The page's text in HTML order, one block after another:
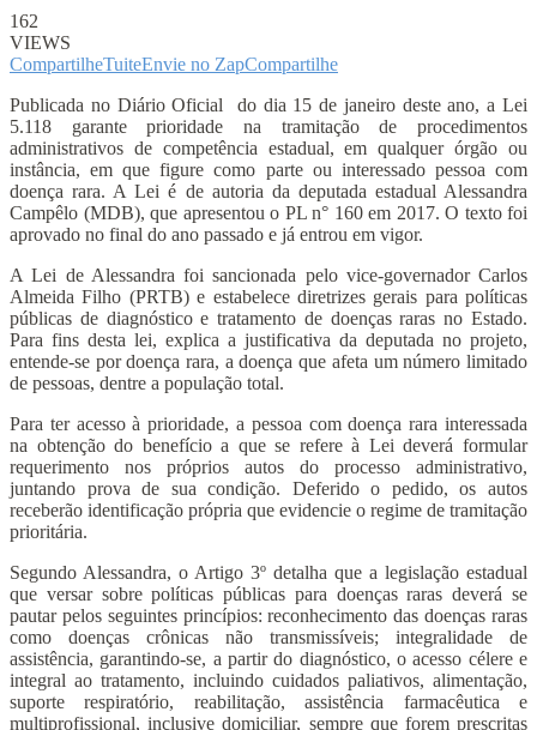
162
VIEWS
CompartilheTuiteEnvie no ZapCompartilhe
Publicada no Diário Oficial do dia 15 de janeiro deste ano, a Lei
5.118 garante prioridade na tramitação de procedimentos
administrativos de competência estadual, em qualquer órgão ou
instância, em que figure como parte ou interessado pessoa com
doença rara. A Lei é de autoria da deputada estadual Alessandra
Campêlo (MDB), que apresentou o PL n° 160 em 2017. O texto foi
aprovado no final do ano passado e já entrou em vigor.
A Lei de Alessandra foi sancionada pelo vice-governador Carlos
Almeida Filho (PRTB) e estabelece diretrizes gerais para políticas
públicas de diagnóstico e tratamento de doenças raras no Estado.
Para fins desta lei, explica a justificativa da deputada no projeto,
entende-se por doença rara, a doença que afeta um número limitado
de pessoas, dentre a população total.
Para ter acesso à prioridade, a pessoa com doença rara interessada
na obtenção do benefício a que se refere à Lei deverá formular
requerimento nos próprios autos do processo administrativo,
juntando prova de sua condição. Deferido o pedido, os autos
receberão identificação própria que evidencie o regime de tramitação
prioritária.
Segundo Alessandra, o Artigo 3º detalha que a legislação estadual
que versar sobre políticas públicas para doenças raras deverá se
pautar pelos seguintes princípios: reconhecimento das doenças raras
como doenças crônicas não transmissíveis; integralidade de
assistência, garantindo-se, a partir do diagnóstico, o acesso célere e
integral ao tratamento, incluindo cuidados paliativos, alimentação,
suporte respiratório, reabilitação, assistência farmacêutica e
multiprofissional, inclusive domiciliar, sempre que forem prescritas